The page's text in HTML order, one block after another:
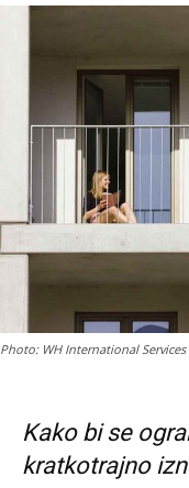
Photo: WH International
Kako bi se
kratkotrajno